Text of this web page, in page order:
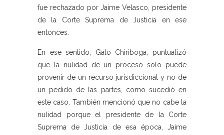
fue rechazado por Jaime Velasco, presidente
de la Corte Suprema de Justicia en ese
entonces.
En ese sentido, Galo Chiriboga, puntualizó
que la nulidad de un proceso solo puede
provenir de un recurso jurisdiccional y no de
un pedido de las partes, como sucedió en
este caso. También mencionó que no cabe la
nulidad porque el presidente de la Corte
Suprema de Justicia de esa época, Jaime